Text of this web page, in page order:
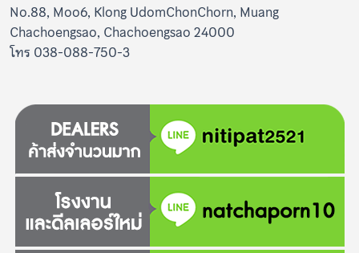
No.88, Moo6, Klong UdomChonChorn, Muang
Chachoengsao, Chachoengsao 24000
โทร 038-088-750-3